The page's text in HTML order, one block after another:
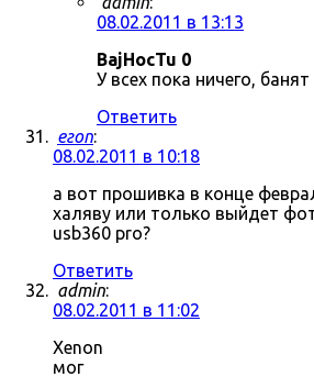
08.02.2011 в 13:13
BajHocTu 0
У всех пока ничего,
Ответить
егоп:
08.02.2011 в 10:18
а вот прошивка в конце
халяву или только выйдет
usb360 pro?
Ответить
admin:
08.02.2011 в 11:02
Xenon
мог